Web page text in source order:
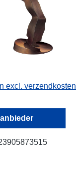
excl. verzendkosten